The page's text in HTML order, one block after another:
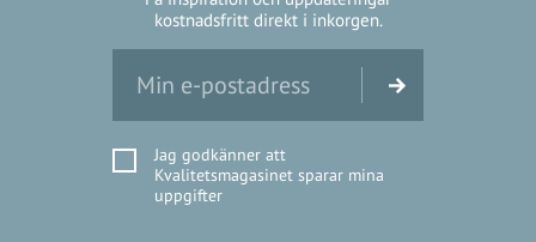
kostnadsfritt direkt i inkorgen.
Jag godkänner att
Kvalitetsmagasinet sparar mina
uppgifter